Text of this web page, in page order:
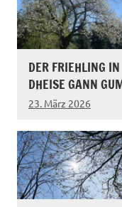
DER FRIEHLING IN
DHEISE GANN
23. März 2026